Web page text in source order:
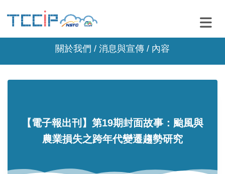
關於我們 / 消息與宣傳 / 內容
【電子報出刊】第19期封面故事：颱風與
農業損失之跨年代變遷趨勢研究